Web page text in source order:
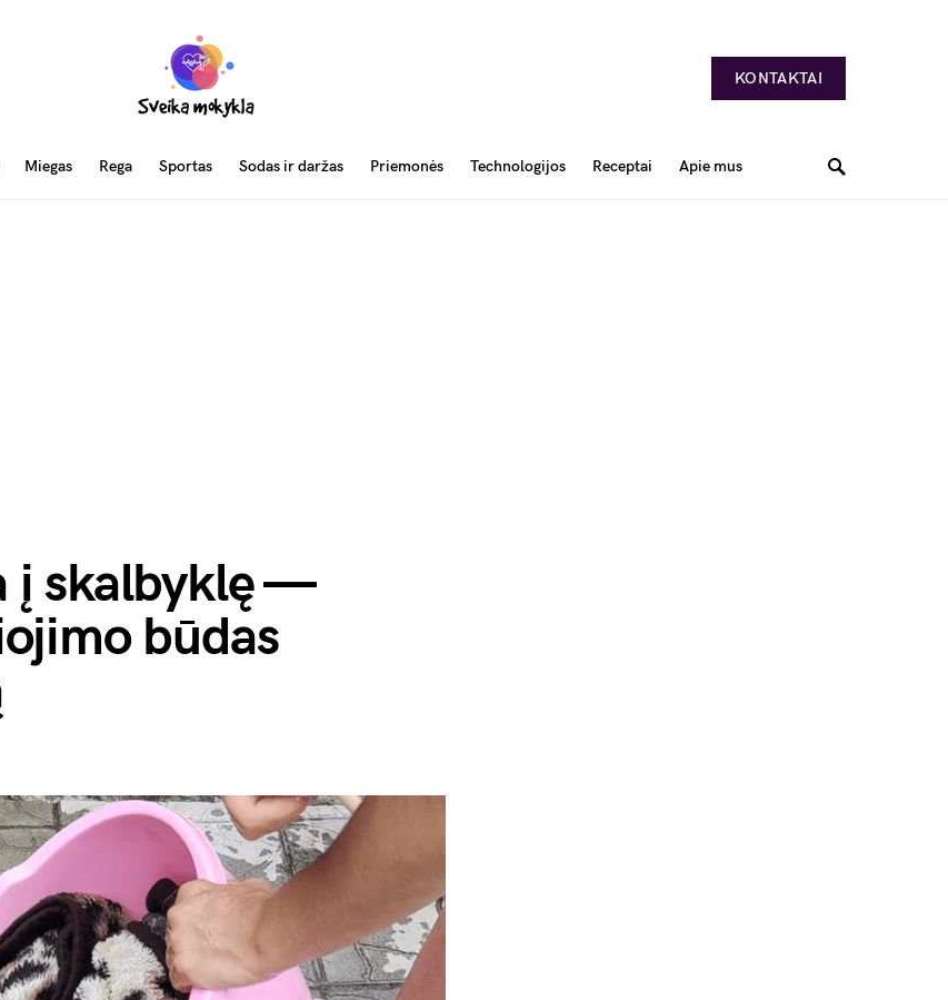
KONTAKTAI
Miegas Rega Sportas Sodas ir daržas Priemonės Technologijos Receptai Apie mus
į skalbyklę —
būdas